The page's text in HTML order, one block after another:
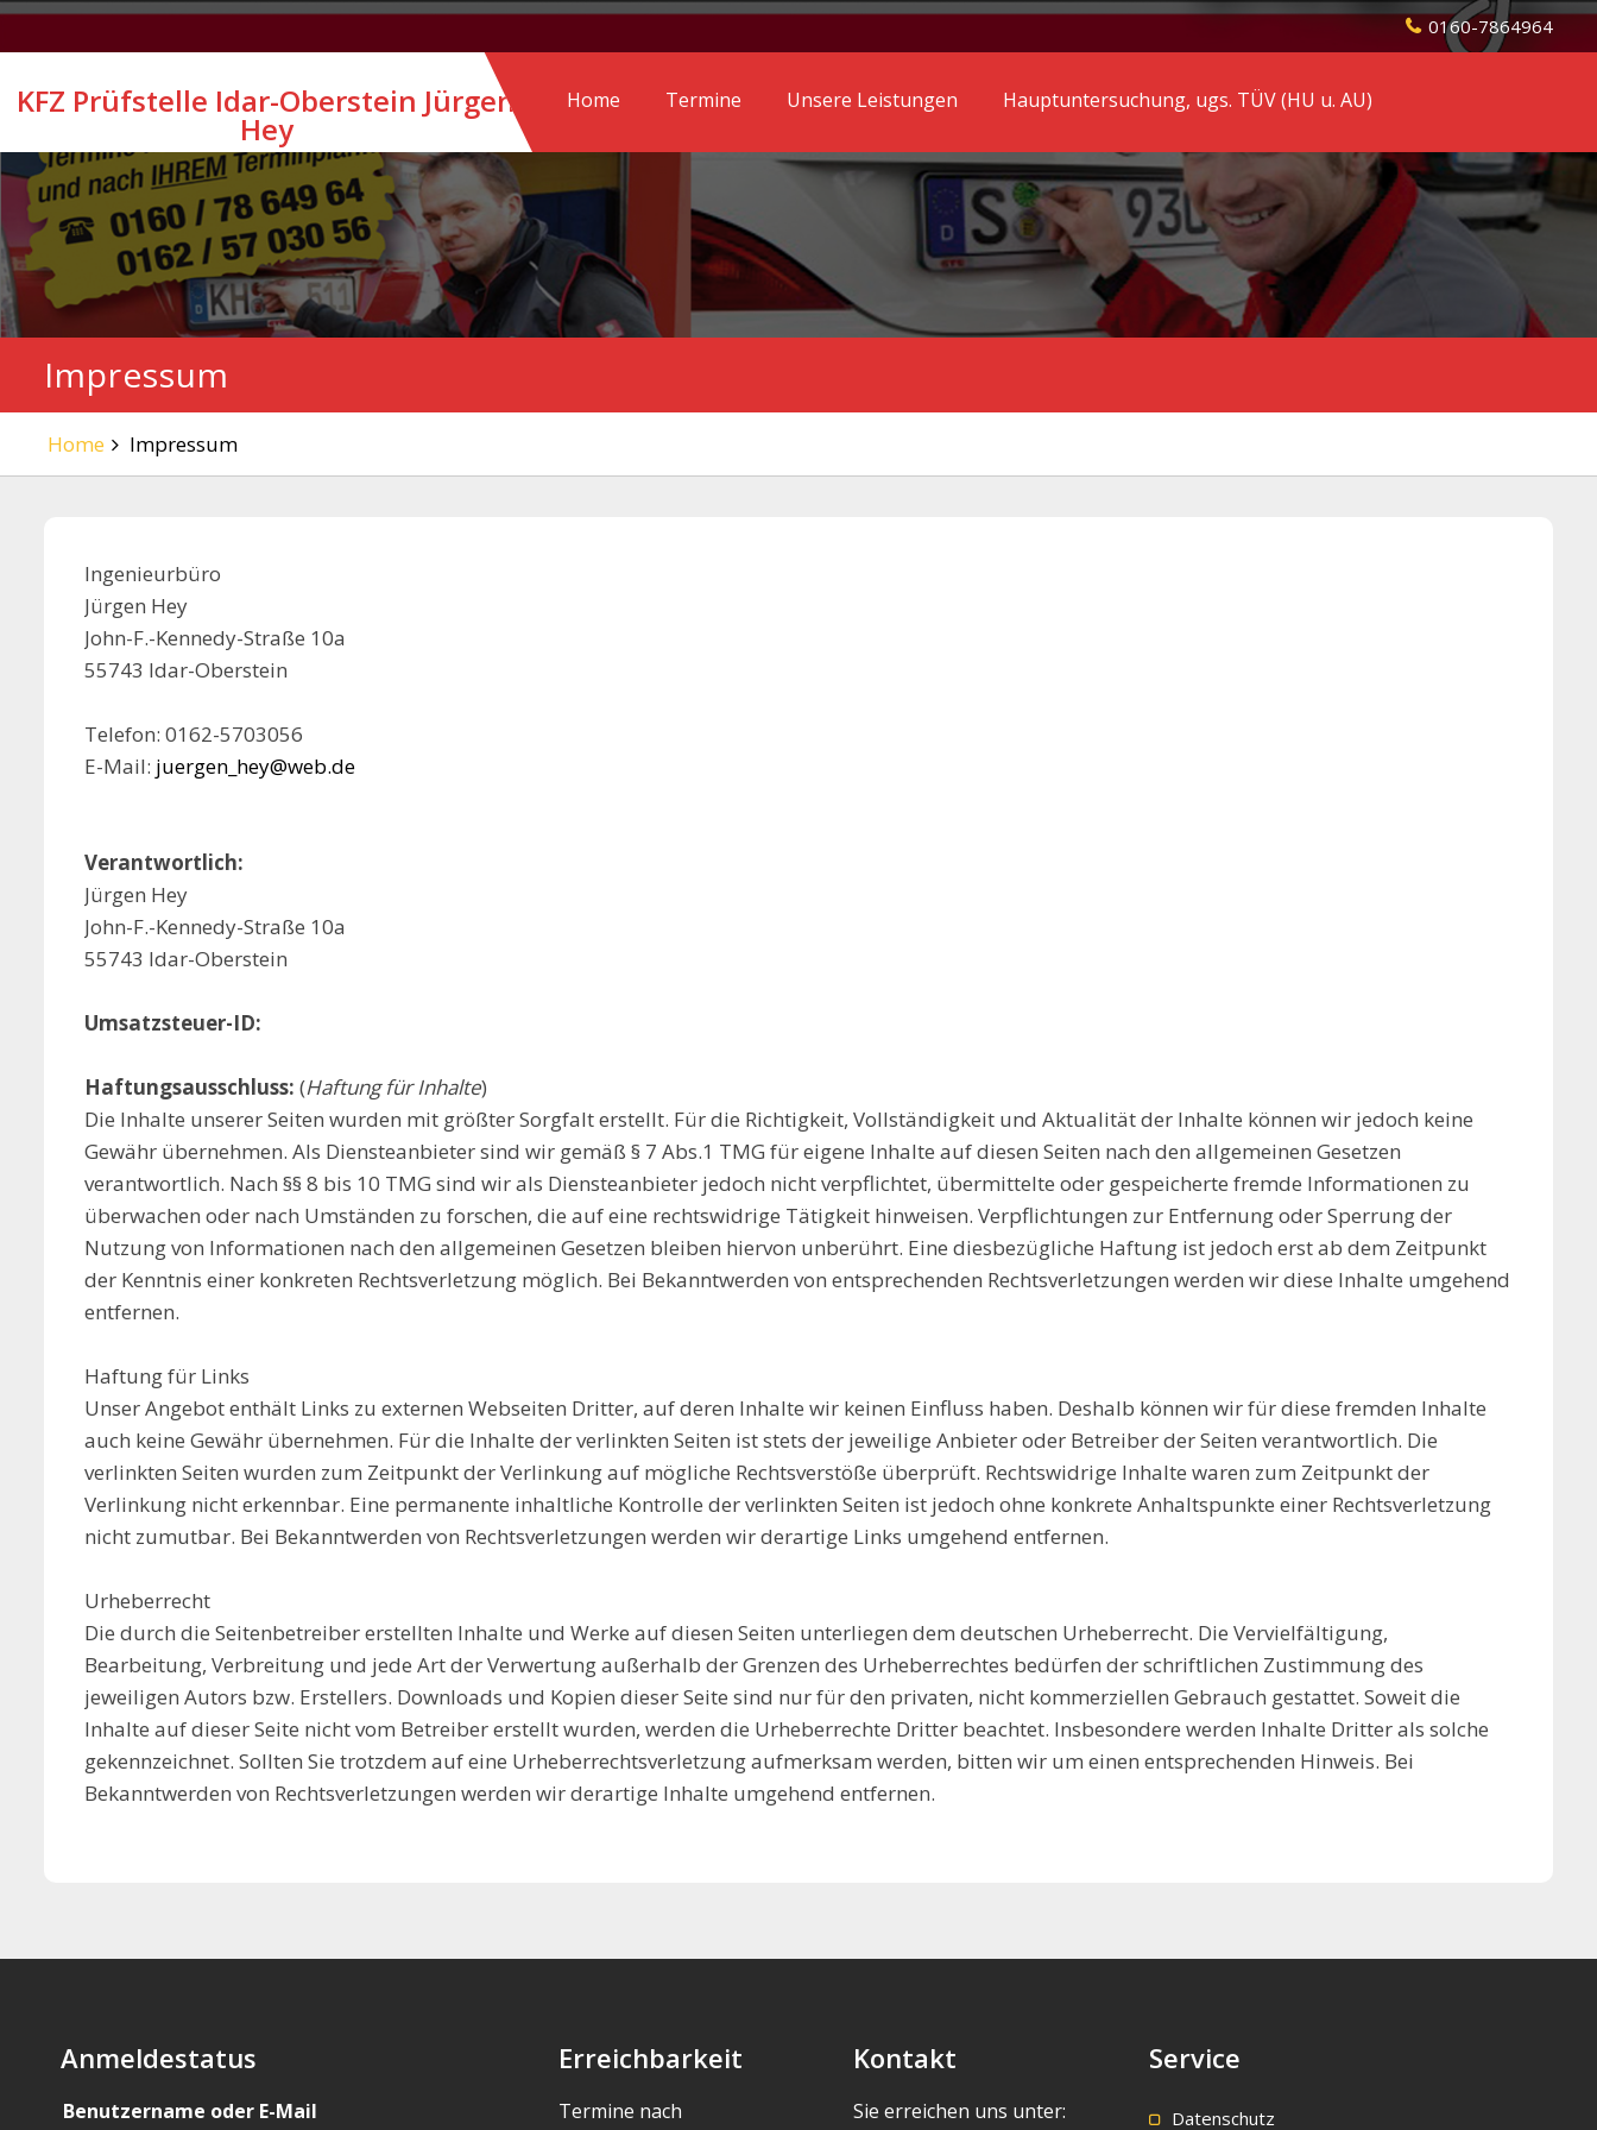
Skip
to
0160-7864964
KFZ Prüfstelle Idar-Oberstein Jürgen
Hey
Home Termine Unsere Leistungen Hauptuntersuchung, ugs. TÜV (HU u. AU)
Impressum
Home Impressum
Ingenieurbüro
Jürgen Hey
John-F.-Kennedy-Straße 10a
55743 Idar-Oberstein
Telefon: 0162-5703056
E-Mail: juergen_hey@web.de
Verantwortlich:
Jürgen Hey
John-F.-Kennedy-Straße 10a
55743 Idar-Oberstein
Umsatzsteuer-ID:
Haftungsausschluss: (Haftung für Inhalte)
Die Inhalte unserer Seiten wurden mit größter Sorgfalt erstellt. Für die Richtigkeit, Vollständigkeit und Aktualität der Inhalte können wir jedoch keine
Gewähr übernehmen. Als Diensteanbieter sind wir gemäß § 7 Abs.1 TMG für eigene Inhalte auf diesen Seiten nach den allgemeinen Gesetzen
verantwortlich. Nach §§ 8 bis 10 TMG sind wir als Diensteanbieter jedoch nicht verpflichtet, übermittelte oder gespeicherte fremde Informationen zu
überwachen oder nach Umständen zu forschen, die auf eine rechtswidrige Tätigkeit hinweisen. Verpflichtungen zur Entfernung oder Sperrung der
Nutzung von Informationen nach den allgemeinen Gesetzen bleiben hiervon unberührt. Eine diesbezügliche Haftung ist jedoch erst ab dem Zeitpunkt
der Kenntnis einer konkreten Rechtsverletzung möglich. Bei Bekanntwerden von entsprechenden Rechtsverletzungen werden wir diese Inhalte umgehend
entfernen.
Haftung für Links
Unser Angebot enthält Links zu externen Webseiten Dritter, auf deren Inhalte wir keinen Einfluss haben. Deshalb können wir für diese fremden Inhalte
auch keine Gewähr übernehmen. Für die Inhalte der verlinkten Seiten ist stets der jeweilige Anbieter oder Betreiber der Seiten verantwortlich. Die
verlinkten Seiten wurden zum Zeitpunkt der Verlinkung auf mögliche Rechtsverstöße überprüft. Rechtswidrige Inhalte waren zum Zeitpunkt der
Verlinkung nicht erkennbar. Eine permanente inhaltliche Kontrolle der verlinkten Seiten ist jedoch ohne konkrete Anhaltspunkte einer Rechtsverletzung
nicht zumutbar. Bei Bekanntwerden von Rechtsverletzungen werden wir derartige Links umgehend entfernen.
Urheberrecht
Die durch die Seitenbetreiber erstellten Inhalte und Werke auf diesen Seiten unterliegen dem deutschen Urheberrecht. Die Vervielfältigung,
Bearbeitung, Verbreitung und jede Art der Verwertung außerhalb der Grenzen des Urheberrechtes bedürfen der schriftlichen Zustimmung des
jeweiligen Autors bzw. Erstellers. Downloads und Kopien dieser Seite sind nur für den privaten, nicht kommerziellen Gebrauch gestattet. Soweit die
Inhalte auf dieser Seite nicht vom Betreiber erstellt wurden, werden die Urheberrechte Dritter beachtet. Insbesondere werden Inhalte Dritter als solche
gekennzeichnet. Sollten Sie trotzdem auf eine Urheberrechtsverletzung aufmerksam werden, bitten wir um einen entsprechenden Hinweis. Bei
Bekanntwerden von Rechtsverletzungen werden wir derartige Inhalte umgehend entfernen.
Anmeldestatus
Benutzername oder E-Mail
Erreichbarkeit
Termine nach
Kontakt
Sie erreichen uns unter:
Service
Datenschutz